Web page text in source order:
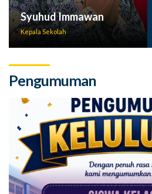
Syuhud Immawan
Kepala Sekolah
Pengumuman